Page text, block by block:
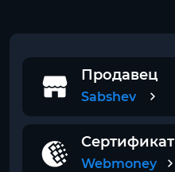
Продавец
Sabshev
Сертификат
Webmoney